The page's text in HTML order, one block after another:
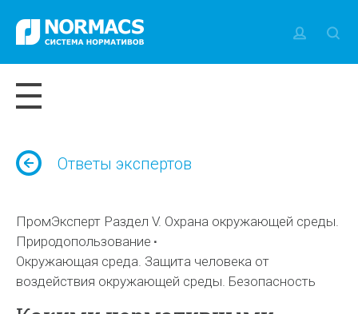
Ответы экспертов
ПромЭксперт Раздел V. Охрана окружающей среды.
Природопользование
Окружающая среда. Защита человека от
воздействия окружающей среды. Безопасность